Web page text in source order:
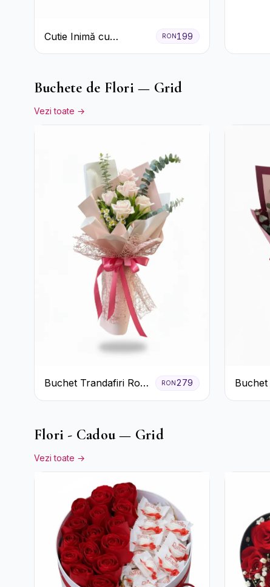
Cutie Inimă cu
Trandafiri Roșii și
RON 199
Buchete de Flori — Grid
Vezi toate →
Buchet Trandafiri Roz
Pal și Eucalipt
RON279
și Roșii
Flori - Cadou — Grid
Vezi toate →